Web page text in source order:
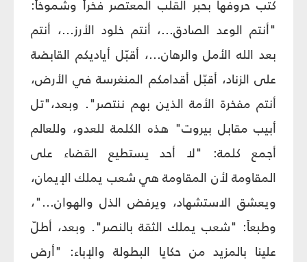
كتب حروفها بحبر القلب المعتصر فخراً وشموخاً:
"أنتم الوعد الصادق...، أنتم خلود الأرز...، أنتم
بعد الله الأمل والرهان...، أقبّل أياديكم القابضة
على الزناد، أقبّل أقدامكم المنغرسة في الأرض،
أنتم مفخرة الأمة الذين بهم ننتصر". وبعد،"تل
أبيب مقابل بيروت" هذه الكلمة للعدو، وللعالم
أجمع كلمة: "لا أحد يستطيع القضاء على
المقاومة لأن المقاومة هي شعب يملك الإيمان،
ويعشق الاستشهاد، ويرفض الذل والهوان..."،
وطبعاً: "شعب يملك الثقة بالنصر". وبعد، أطلّ
علينا بالمزيد من حكايا البطولة والإباء: "أرض